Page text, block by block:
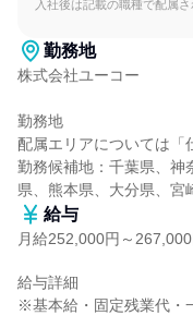
入社後は記載の職種で配属さ
勤務地
株式会社ユーコー
勤務地
配属エリアについては「
勤務候補地：千葉県、神
県、熊本県、大分県、宮
給与
月給252,000円～267,000
給与詳細
※基本給・固定残業代・